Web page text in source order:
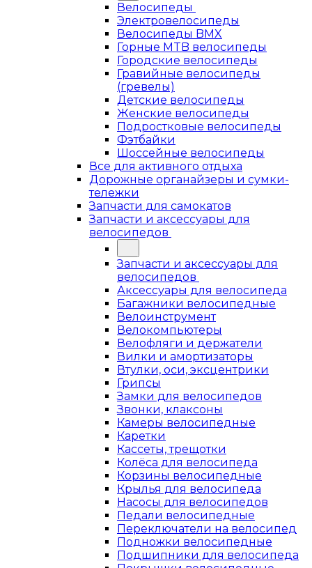
Велосипеды
Электровелосипеды
Велосипеды BMX
Горные MTB велосипеды
Городские велосипеды
Гравийные велосипеды
(гревелы)
Детские велосипеды
Женские велосипеды
Подростковые велосипеды
Фэтбайки
Шоссейные велосипеды
Все для активного отдыха
Дорожные органайзеры и сумки-
тележки
Запчасти для самокатов
Запчасти и аксессуары для
велосипедов
Запчасти и аксессуары для
велосипедов
Аксессуары для велосипеда
Багажники велосипедные
Велоинструмент
Велокомпьютеры
Велофляги и держатели
Вилки и амортизаторы
Втулки, оси, эксцентрики
Грипсы
Замки для велосипедов
Звонки, клаксоны
Камеры велосипедные
Каретки
Кассеты, трещотки
Колёса для велосипеда
Корзины велосипедные
Крылья для велосипеда
Насосы для велосипедов
Педали велосипедные
Переключатели на велосипед
Подножки велосипедные
Подшипники для велосипеда